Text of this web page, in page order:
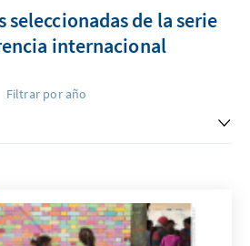
de la serie
internacional
Filtrar por año